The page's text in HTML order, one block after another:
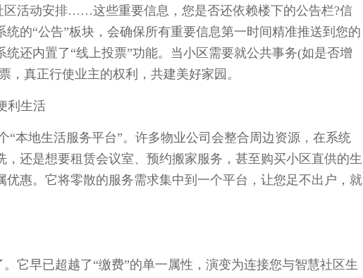
动安排……这些重要信息，您是否还依赖楼下的公告栏?信
的“公告”板块，会确保所有重要信息第一时间精准推送到您的
还内置了“线上投票”功能。当小区需要就公共事务(如是否增
真正行使业主的权利，共建美好家园。
利生活
地生活服务平台”。许多物业公司会整合周边资源，在系统
还是想要租赁会议室、预约搬家服务，甚至购买小区直供的生
惠。它将零散的服务需求集中到一个平台，让您足不出户，就
早已超越了“缴费”的单一属性，演变为连接您与智慧社区生